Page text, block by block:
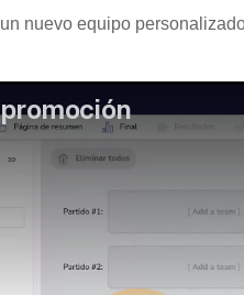
nuevo equipo